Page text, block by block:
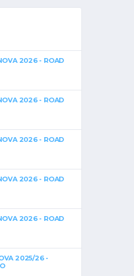
2026 - ROAD
2026 - ROAD
2026 - ROAD
2026 - ROAD
2026 - ROAD
2025/26 -